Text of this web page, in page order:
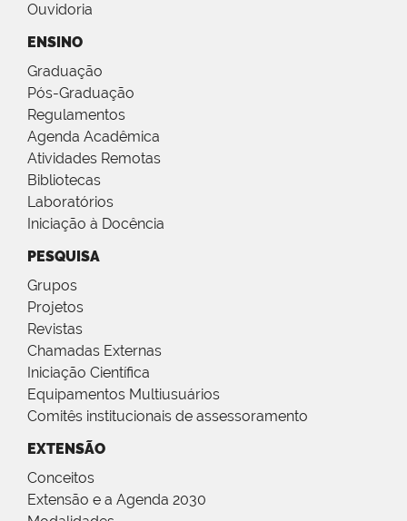
Ouvidoria
ENSINO
Graduação
Pós-Graduação
Regulamentos
Agenda Acadêmica
Atividades Remotas
Bibliotecas
Laboratórios
Iniciação à Docência
PESQUISA
Grupos
Projetos
Revistas
Chamadas Externas
Iniciação Científica
Equipamentos Multiusuários
Comitês institucionais de assessoramento
EXTENSÃO
Conceitos
Extensão e a Agenda 2030